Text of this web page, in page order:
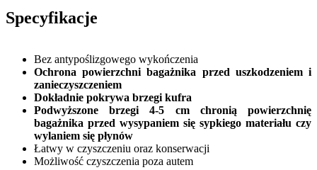
Specyfikacje
Bez antypoślizgowego wykończenia
Ochrona powierzchni bagażnika przed uszkodzeniem i
zanieczyszczeniem
Dokładnie pokrywa brzegi kufra
Podwyższone brzegi 4-5 cm chronią powierzchnię
bagażnika przed wysypaniem się sypkiego materiału czy
wylaniem się płynów
Łatwy w czyszczeniu oraz konserwacji
Możliwość czyszczenia poza autem